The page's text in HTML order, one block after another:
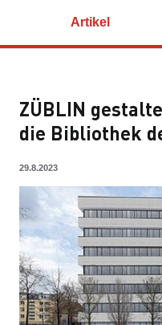
Artikel
ZÜBLIN
die Bibliothek
29.8.2023